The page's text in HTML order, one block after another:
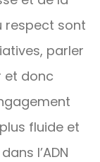
respect sont
parler
et donc
fluide et
l’ADN